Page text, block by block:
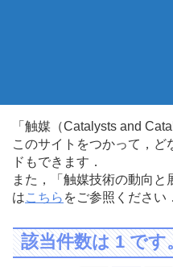
「触媒（Catalysts and
このサイトをつかって，
ドもできます．
また，「触媒技術の動向
はこちら をご参照ください．
該当件数は 1 で